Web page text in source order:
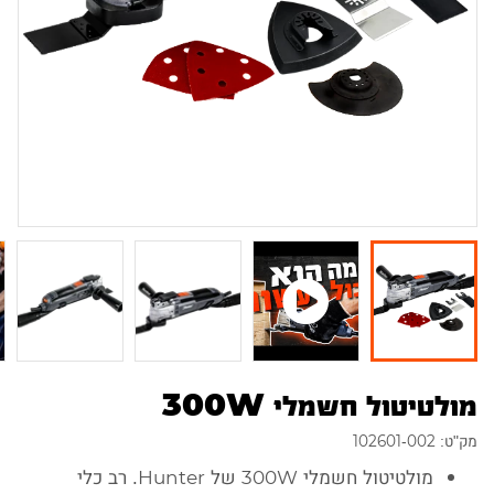
מולטיטול חשמלי 300W
מק"ט: 102601-002
מולטיטול חשמלי 300W של Hunter. רב כלי